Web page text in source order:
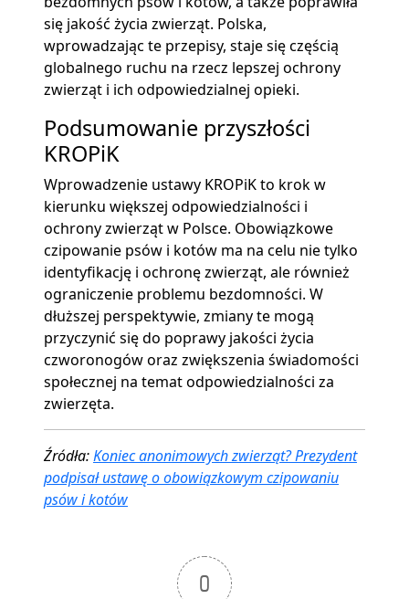
się jakość życia zwierząt. Polska,
wprowadzając te przepisy, staje się częścią
globalnego ruchu na rzecz lepszej ochrony
zwierząt i ich odpowiedzialnej opieki.
Podsumowanie przyszłości
KROPiK
Wprowadzenie ustawy KROPiK to krok w
kierunku większej odpowiedzialności i
ochrony zwierząt w Polsce. Obowiązkowe
czipowanie psów i kotów ma na celu nie tylko
identyfikację i ochronę zwierząt, ale również
ograniczenie problemu bezdomności. W
dłuższej perspektywie, zmiany te mogą
przyczynić się do poprawy jakości życia
czworonogów oraz zwiększenia świadomości
społecznej na temat odpowiedzialności za
zwierzęta.
Źródła:Koniec anonimowych zwierząt? Prezydent
podpisał ustawę o obowiązkowym czipowaniu
psów i kotów
0